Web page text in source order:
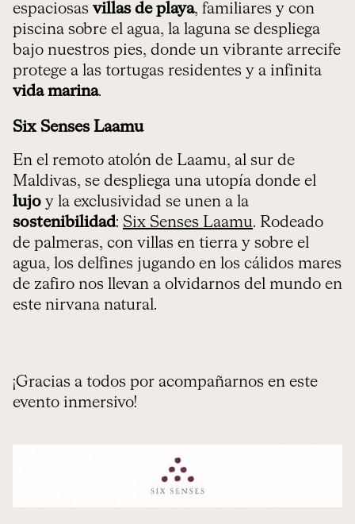
espaciosas villas de playa, familiares y con
piscina sobre el agua, la laguna se despliega
bajo nuestros pies, donde un vibrante arrecife
protege a las tortugas residentes y a infinita
vida marina.
Six Senses Laamu
En el remoto atolón de Laamu, al sur de
Maldivas, se despliega una utopía donde el
lujo y la exclusividad se unen a la
sostenibilidad: Six Senses Laamu. Rodeado
de palmeras, con villas en tierra y sobre el
agua, los delfines jugando en los cálidos mares
de zafiro nos llevan a olvidarnos del mundo en
este nirvana natural.
¡Gracias a todos por acompañarnos en este
evento inmersivo!